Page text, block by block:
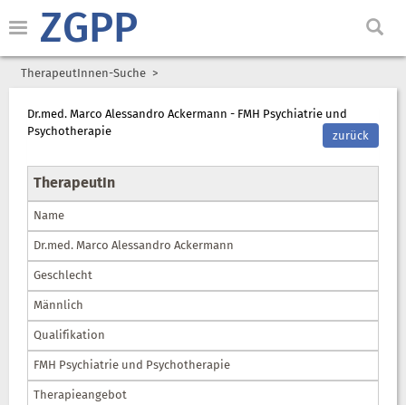
ZGPP
TherapeutInnen-Suche
Dr.med. Marco Alessandro Ackermann - FMH Psychiatrie und
Psychotherapie
zurück
TherapeutIn
Name
Dr.med. Marco Alessandro Ackermann
Geschlecht
Männlich
Qualifikation
FMH Psychiatrie und Psychotherapie
Therapieangebot